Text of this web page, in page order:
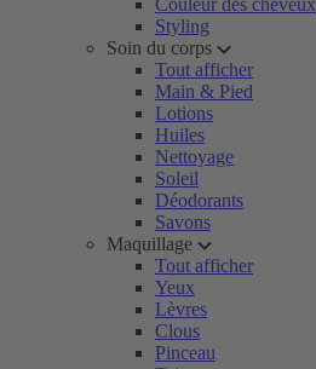
Couleur des cheveux
Styling
Soin du corps
Tout afficher
Main & Pied
Lotions
Huiles
Nettoyage
Soleil
Déodorants
Savons
Maquillage
Tout afficher
Yeux
Lèvres
Clous
Pinceau